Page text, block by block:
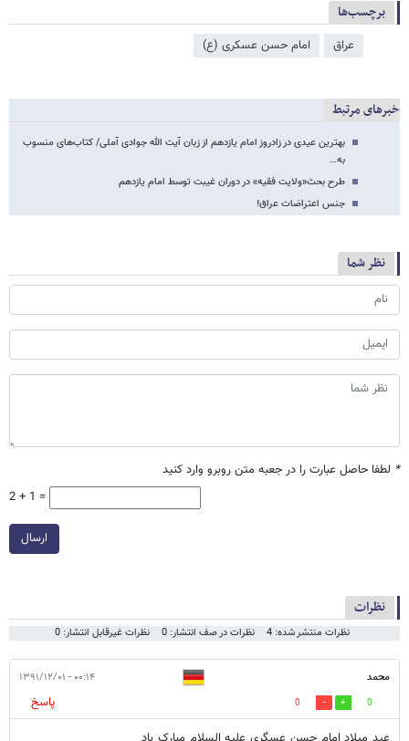
برچسب‌ها
عراق امام حسن عسکری (ع)
خبرهای مرتبط
بهترین عیدی در زادروز امام یازدهم از زبان آیت الله جوادی آملی/ کتاب‌های منسوب
به…
طرح بحث«ولایت فقیه» در دوران غیبت توسط امام یازدهم
جنس اعتراضات عراق!
نظر شما
* لطفا حاصل عبارت را در جعبه متن روبرو وارد کنید
2 + 1 =
ارسال
نظرات
نظرات منتشر شده: 4 نظرات در صف انتشار: 0 نظرات غیرقابل انتشار: 0
محمد ۰۰:۱۴ - ۱۳۹۱/۱۲/۰۱
0
0
پاسخ